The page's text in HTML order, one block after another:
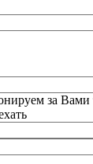
за Вами